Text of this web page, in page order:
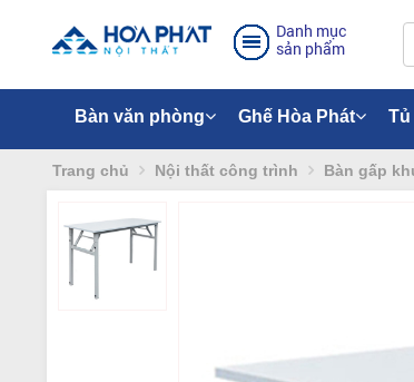
Danh mục
sản phẩm
Bàn văn phòng Ghế Hòa Phát Tủ
Trang chủ Nội thất công trình Bàn gấp